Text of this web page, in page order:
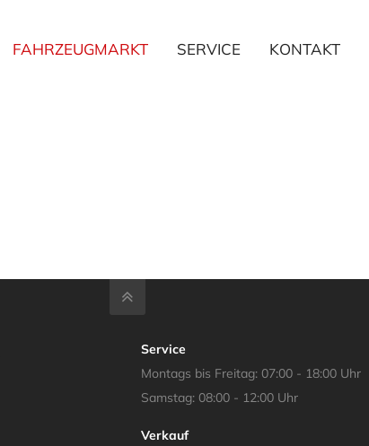
FAHRZEUGMARKT SERVICE KONTAKT
Service
Montags bis Freitag: 07:00 - 18:00 Uhr
Samstag: 08:00 - 12:00 Uhr
Verkauf